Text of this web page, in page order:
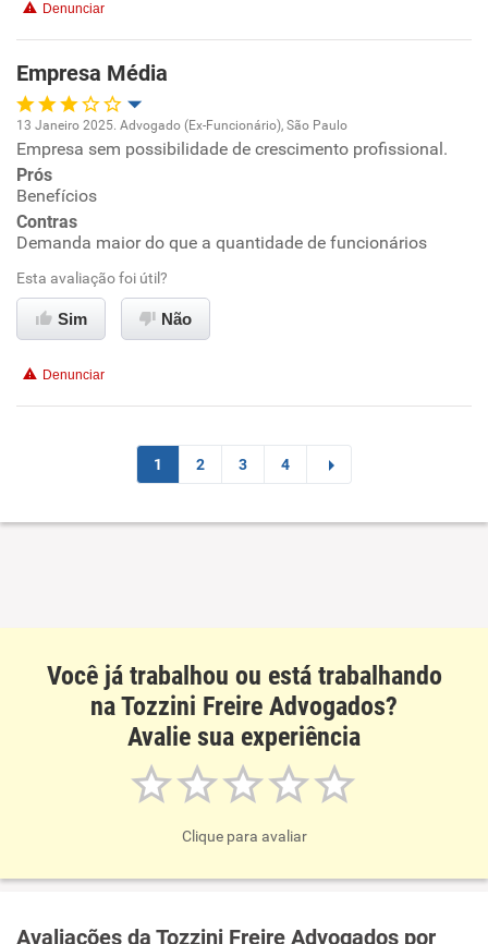
Benefícios
Não recomenda esta empresa
Não recomenda a diretoria
Denunciar
Empresa Média
Oportunidade de promoção
Ambiente de trabalho
Benefícios
Não recomenda esta empresa
Recomenda a diretoria
13 Janeiro 2025. Advogado (Ex-Funcionário), São Paulo
Empresa sem possibilidade de crescimento profissional.
Prós
Benefícios
Contras
Demanda maior do que a quantidade de funcionários
Esta avaliação foi útil?
Sim Não
Denunciar
1 2 3 4
Você já trabalhou ou está trabalhando
na Tozzini Freire Advogados?
Avalie sua experiência
Clique para avaliar
Avaliações da Tozzini Freire Advogados por